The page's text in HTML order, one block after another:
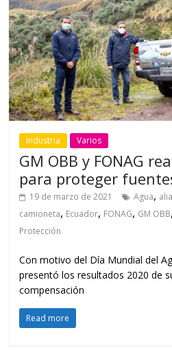
Industria Varios
GM OBB y FONAG
para proteger
19 de marzo de 2021 Agua,
camioneta, Ecuador, FONAG, GM OBB,
Protección
Con motivo del Día Mundial del
presentó los resultados 2020 de
compensación
Read more